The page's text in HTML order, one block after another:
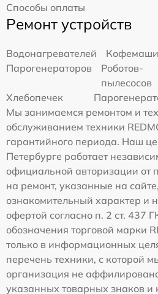
Способы оплаты
Ремонт устройств
Водонагревателей
Парогенераторов
Роботов-
пылесосов
Хлебопечек
Мы занимаемся ремонтом и
обслуживанием техники
гарантийного периода. Наш
Петербурге работает
официальной авторизации от
на ремонт, указанные на
ознакомительный характер и
офертой согласно п. 2 ст. 437
обозначения торговой марки
только в информационных
перечень техники, с которой
организация не
указанных товарных знаков и